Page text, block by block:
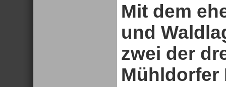
Mit dem
und
zwei der
Mühldorfer